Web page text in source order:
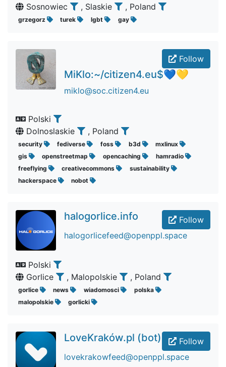
Sosnowiec
, Slaskie , Poland
grzegorz turek lgbt gay
Follow
MiKlo:~/citizen4.eu$💙💛
miklo@soc.citizen4.eu
Polski
Dolnoslaskie
, Poland
security fediverse foss b3d
mxlinux
gis
openstreetmap opencaching
hamradio
freeflying
creativecommons
sustainability
hackerspace
nobot
Follow
halogorlice.info
halogorlicefeed@openppl.space
Polski
Gorlice
, Malopolskie , Poland
gorlice news wiadomosci
polska
malopolskie
gorlicki
Follow
LoveKraków.pl (bot)
lovekrakowfeed@openppl.space